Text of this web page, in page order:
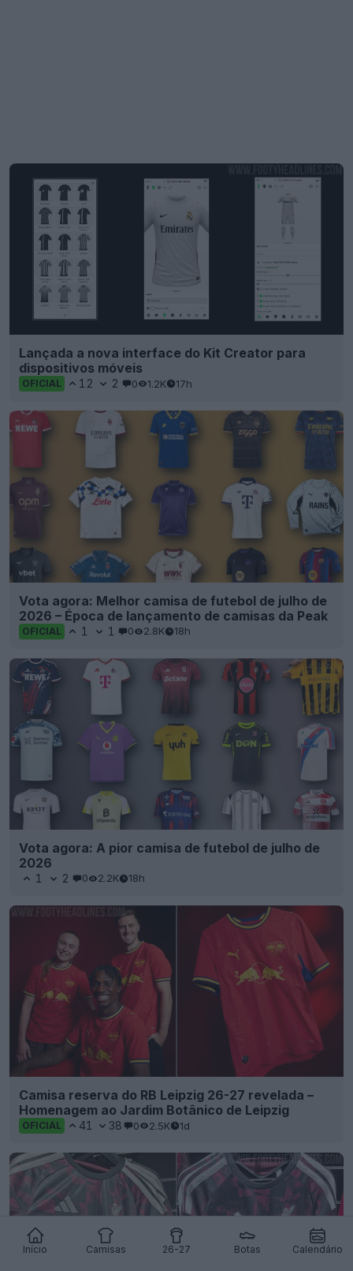
Início Camisas 26-27 Botas Calendário
Lançada a nova interface do Kit Creator para
dispositivos móveis
OFICIAL 12 2 0 1.2K 17h
Vota agora: Melhor camisa de futebol de julho de
2026 – Época de lançamento de camisas da Peak
OFICIAL 1 1 0 2.8K 18h
Vota agora: A pior camisa de futebol de julho de
2026
1 2 0 2.2K 18h
Camisa reserva do RB Leipzig 26-27 revelada –
Homenagem ao Jardim Botânico de Leipzig
OFICIAL 41 38 0 2.5K 1d